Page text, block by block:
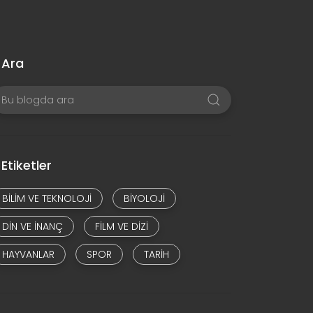
Ara
Etiketler
BILIM VE TEKNOLOJI
BIYOLOJI
DIN VE INANÇ
FILM VE DIZI
HAYVANLAR
SPOR TARIH